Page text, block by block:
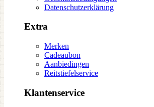
Datenschutzerklärung
Extra
Merken
Cadeaubon
Aanbiedingen
Reitstiefelservice
Klantenservice